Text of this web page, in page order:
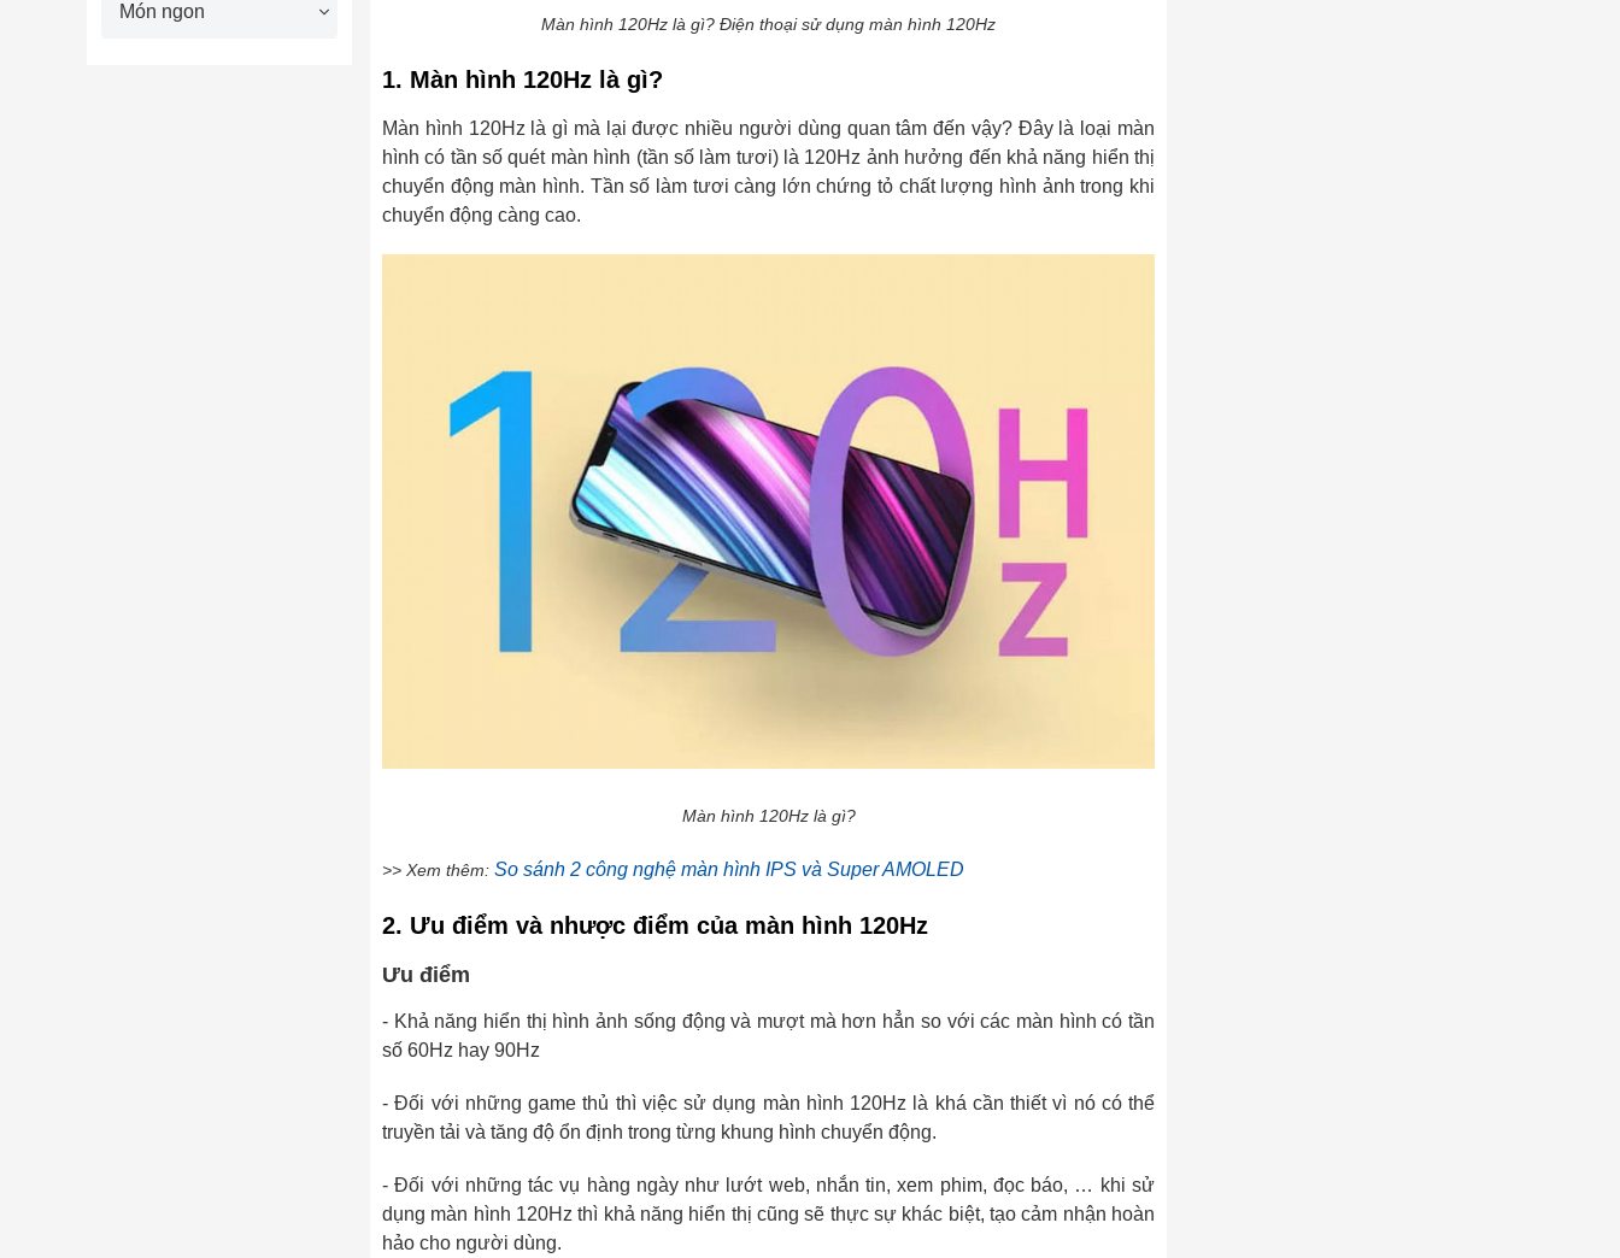
Món ngon
Màn hình 120Hz là gì? Điện thoại sử dụng màn hình 120Hz
1. Màn hình 120Hz là gì?
Màn hình 120Hz là gì mà lại được nhiều người dùng quan tâm đến vậy? Đây là loại màn
hình có tần số quét màn hình (tần số làm tươi) là 120Hz ảnh hưởng đến khả năng hiển thị
chuyển động màn hình. Tần số làm tươi càng lớn chứng tỏ chất lượng hình ảnh trong khi
chuyển động càng cao.
Màn hình 120Hz là gì?
>> Xem thêm: So sánh 2 công nghệ màn hình IPS và Super AMOLED
2. Ưu điểm và nhược điểm của màn hình 120Hz
Ưu điểm
- Khả năng hiển thị hình ảnh sống động và mượt mà hơn hẳn so với các màn hình có tần
số 60Hz hay 90Hz
- Đối với những game thủ thì việc sử dụng màn hình 120Hz là khá cần thiết vì nó có thể
truyền tải và tăng độ ổn định trong từng khung hình chuyển động.
- Đối với những tác vụ hàng ngày như lướt web, nhắn tin, xem phim, đọc báo, … khi sử
dụng màn hình 120Hz thì khả năng hiển thị cũng sẽ thực sự khác biệt, tạo cảm nhận hoàn
hảo cho người dùng.